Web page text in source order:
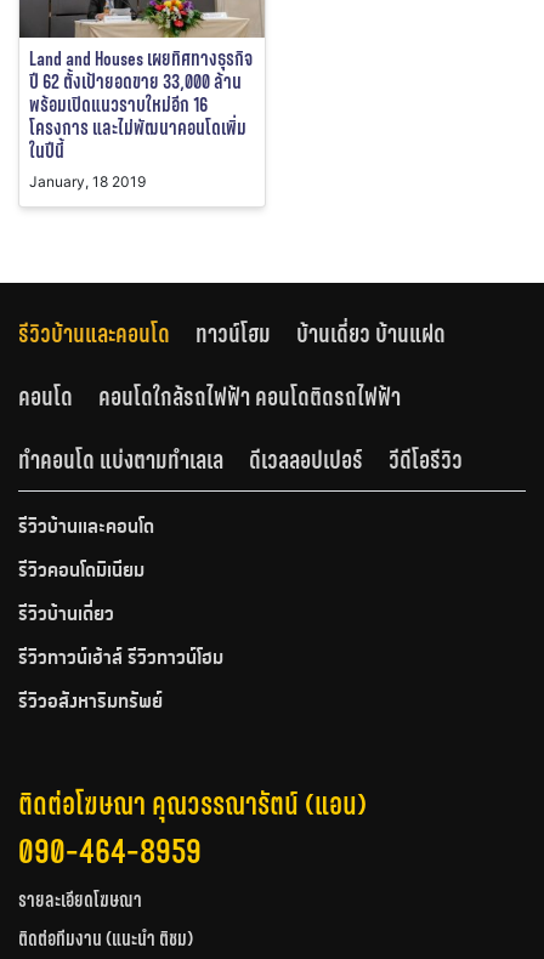
Land and Houses เผยทิศทางธุรกิจ
ปี 62 ตั้งเป้ายอดขาย 33,000 ล้าน
พร้อมเปิดแนวราบใหม่อีก 16
โครงการ และไม่พัฒนาคอนโดเพิ่ม
ในปีนี้
January, 18 2019
รีวิวบ้านและคอนโด ทาวน์โฮม
บ้านเดี่ยว บ้านแฝด
คอนโด
คอนโดใกล้รถไฟฟ้า คอนโดติดรถไฟฟ้า
ทำคอนโด แบ่งตามทำเลเล
ดีเวลลอปเปอร์ วีดีโอรีวิว
รีวิวบ้านและคอนโด
รีวิวคอนโดมิเนียม
รีวิวบ้านเดี่ยว
รีวิวทาวน์เฮ้าส์ รีวิวทาวน์โฮม
รีวิวอสังหาริมทรัพย์
ติดต่อโฆษณา คุณวรรณารัตน์ (แอน)
090-464-8959
รายละเอียดโฆษณา
ติดต่อทีมงาน (แนะนำ ติชม)